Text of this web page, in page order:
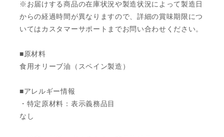
※お届けする商品の在庫状況や製造状況によって製造日
からの経過時間が異なりますので、詳細の賞味期限につ
いてはカスタマーサポートまでお問い合わせください。
■原材料
食用オリーブ油（スペイン製造）
■アレルギー情報
・特定原材料：表示義務品目
なし